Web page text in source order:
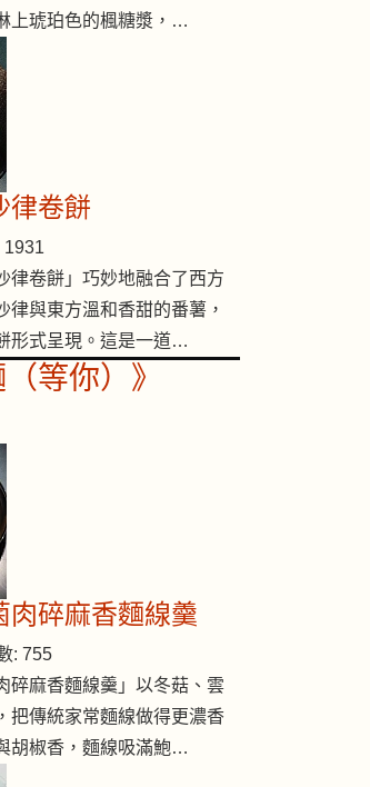
上琥珀色的楓糖漿，…
律卷餅
1931
律卷餅」巧妙地融合了西方
律與東方溫和香甜的番薯，
形式呈現。這是一道…
等你）》
肉碎麻香麵線羹
: 755
碎麻香麵線羹」以冬菇、雲
把傳統家常麵線做得更濃香
胡椒香，麵線吸滿鮑…